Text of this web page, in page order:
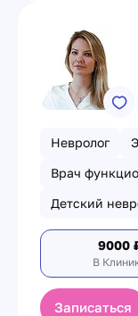
Невролог
Врач
Детский
9000
В
Записаться